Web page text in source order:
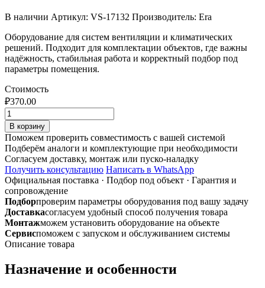
В наличии Артикул: VS-17132 Производитель: Era
Оборудование для систем вентиляции и климатических
решений. Подходит для комплектации объектов, где важны
надёжность, стабильная работа и корректный подбор под
параметры помещения.
Стоимость
₽370.00
Количество
товара
15ПМ
D150
Соединитель
стальной
с
покрытием
полимерной
эмалью
В корзину
Поможем проверить совместимость с вашей системой
Подберём аналоги и комплектующие при необходимости
Согласуем доставку, монтаж или пуско-наладку
Получить консультацию Написать в WhatsApp
Официальная поставка · Подбор под объект · Гарантия и
сопровождение
Подборпроверим параметры оборудования под вашу задачу
Доставкасогласуем удобный способ получения товара
Монтажможем установить оборудование на объекте
Сервиспоможем с запуском и обслуживанием системы
Описание товара
Назначение и особенности